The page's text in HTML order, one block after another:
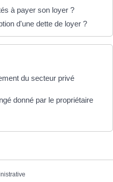
à payer son loyer ?
d'une dette de loyer ?
du secteur privé
donné par le propriétaire